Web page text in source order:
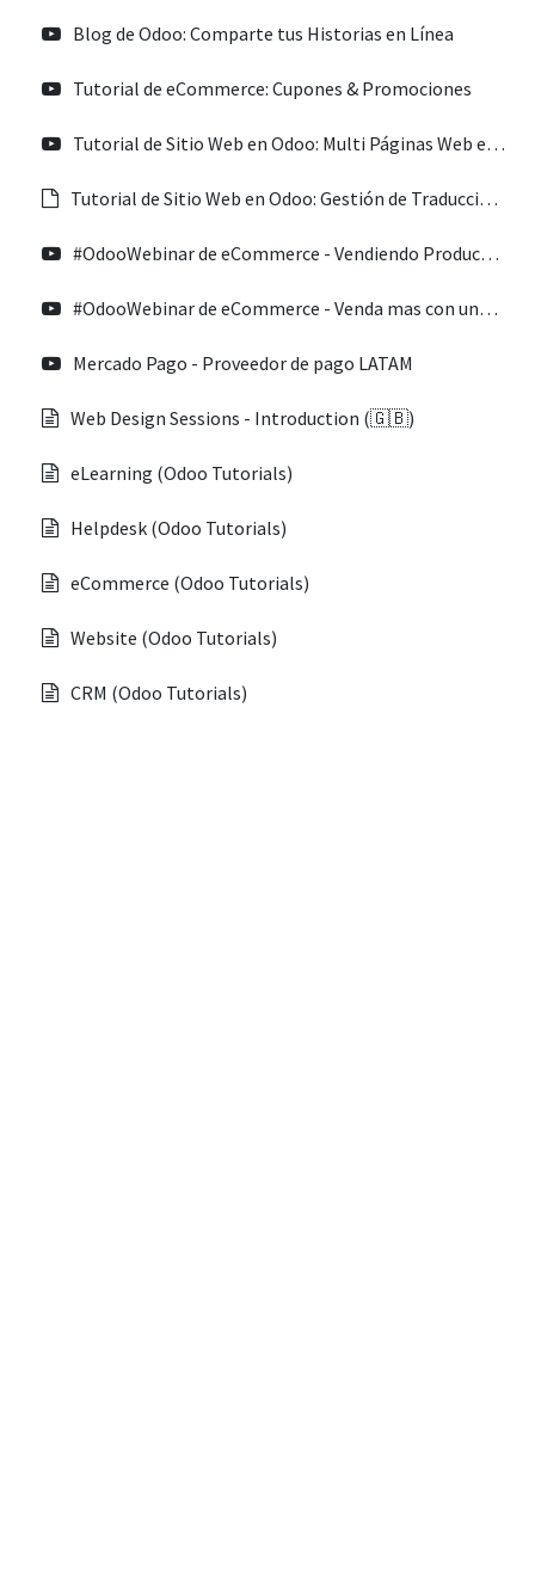
Blog de Odoo: Comparte tus Historias en Línea
Tutorial de eCommerce: Cupones & Promociones
Tutorial de Sitio Web en Odoo: Multi Páginas Web en un Solo Base de Datos
Tutorial de Sitio Web en Odoo: Gestión de Traducciónes
#OdooWebinar de eCommerce - Vendiendo Productos Digitales en Línea
#OdooWebinar de eCommerce - Venda mas con una Tienda Inteligente en Línea
Mercado Pago - Proveedor de pago LATAM
Web Design Sessions - Introduction (🇬🇧)
eLearning (Odoo Tutorials)
Helpdesk (Odoo Tutorials)
eCommerce (Odoo Tutorials)
Website (Odoo Tutorials)
CRM (Odoo Tutorials)